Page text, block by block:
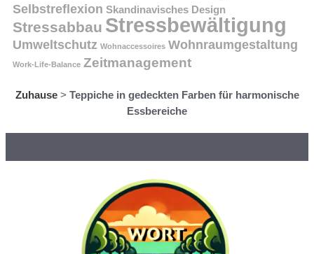
Selbstreflexion Skandinavisches Design
Stressabbau Stressbewältigung
Umweltschutz Wohnaccessoires Wohnraumgestaltung
Work-Life-Balance Zeitmanagement
Zuhause> Teppiche in gedeckten Farben für harmonische
Essbereiche